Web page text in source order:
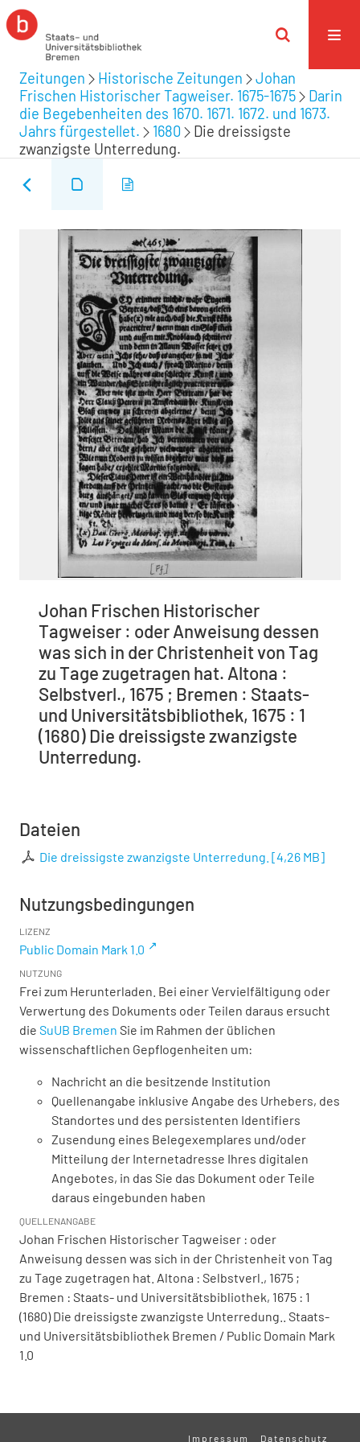
Zeitungen Historische Zeitungen
Johan
Frischen Historischer Tagweiser. 1675-1675
Darin
die Begebenheiten des 1670. 1671. 1672. und 1673.
Jahrs fürgestellet.
1680
Die dreissigste
zwanzigste Unterredung.
Johan Frischen Historischer
Tagweiser : oder Anweisung dessen
was sich in der Christenheit von Tag
zu Tage zugetragen hat. Altona :
Selbstverl., 1675 ; Bremen : Staats-
und Universitätsbibliothek, 1675 : 1
(1680) Die dreissigste zwanzigste
Unterredung.
Dateien
Die dreissigste zwanzigste Unterredung. [4,26 MB]
Nutzungsbedingungen
LIZENZ
Public Domain Mark 1.0
NUTZUNG
Frei zum Herunterladen. Bei einer Vervielfältigung oder
Verwertung des Dokuments oder Teilen daraus ersucht
die SuUB Bremen Sie im Rahmen der üblichen
wissenschaftlichen Gepflogenheiten um:
Nachricht an die besitzende Institution
Quellenangabe inklusive Angabe des Urhebers, des
Standortes und des persistenten Identifiers
Zusendung eines Belegexemplares und/oder
Mitteilung der Internetadresse Ihres digitalen
Angebotes, in das Sie das Dokument oder Teile
daraus eingebunden haben
QUELLENANGABE
Johan Frischen Historischer Tagweiser : oder
Anweisung dessen was sich in der Christenheit von Tag
zu Tage zugetragen hat. Altona : Selbstverl., 1675 ;
Bremen : Staats- und Universitätsbibliothek, 1675 : 1
(1680) Die dreissigste zwanzigste Unterredung.. Staats-
und Universitätsbibliothek Bremen / Public Domain Mark
1.0
Impressum Datenschutz